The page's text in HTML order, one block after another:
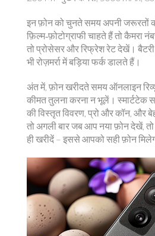
इन फ़ोन को चुनते समय अपनी जरूरतों
फ़िल्म‑फ़ोटोग्राफी चाहते हैं तो कैमरा
तो प्रोसेसर और रिफ्रेश रेट देखें। बैटरी
भी रोज़मर्रा में बड़िया फर्क डालते हैं।
अंत में, फ़ोन खरीदते समय ऑनलाइन
कीमत तुलना करना न भूलें। स्मार्टटेक
की विस्तृत विवरण, प्रो और कॉन, और
तो अगली बार जब आप नया फ़ोन देखें,
ही खरीदें – इससे आपको सही फ़ोन